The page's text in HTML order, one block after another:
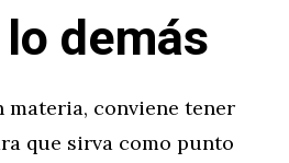
demás
materia, conviene tener
que sirva como punto